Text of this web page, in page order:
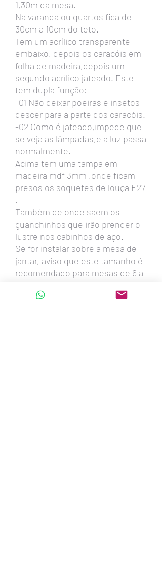
1,30m da mesa.
Na varanda ou quartos fica de
30cm a 10cm do teto.
Tem um acrílico transparente
embaixo, depois os caracóis em
folha de madeira,depois um
segundo acrílico jateado. Este
tem dupla função:
-01 Não deixar poeiras e insetos
descer para a parte dos caracóis.
-02 Como é jateado,impede que
se veja as lâmpadas,e a luz passa
normalmente.
Acima tem uma tampa em
madeira mdf 3mm ,onde ficam
presos os soquetes de louça E27
.
Também de onde saem os
guanchinhos que irão prender o
lustre nos cabinhos de aço.
Se for instalar sobre a mesa de
jantar, aviso que este tamanho é
recomendado para mesas de 6 a
Fazemos este lustre em todas